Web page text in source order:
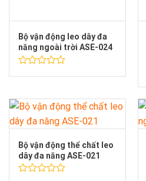
Bộ vận động leo dây đa
năng ngoài trời ASE-024
0
5
sao
Bộ vận động thể chất leo
dây đa năng ASE-021